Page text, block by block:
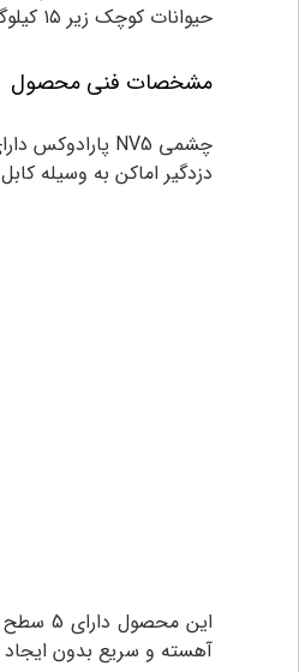
حیوانات کوچک زیر ۱۵ کیلوگرم باعث تحریک چشمی نگردد.بنابراین از این چشمی برای اماکنی که در آنها حیوانات خانگی نگهداری می‌شود ،استفاده میگردد.
مشخصات فنی محصول
دزدگیر اماکن به وسیله
این
آهسته و سریع بدون